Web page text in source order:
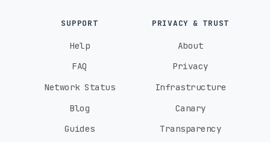
SUPPORT
Help
FAQ
Network Status
Blog
Guides
PRIVACY & TRUST
About
Privacy
Infrastructure
Canary
Transparency